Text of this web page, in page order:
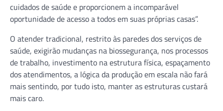
cuidados de saúde e proporcionem a incomparável
oportunidade de acesso a todos em suas próprias casas”.
O atender tradicional, restrito às paredes dos serviços de
saúde, exigirão mudanças na biossegurança, nos processos
de trabalho, investimento na estrutura física, espaçamento
dos atendimentos, a lógica da produção em escala não fará
mais sentindo, por tudo isto, manter as estruturas custará
mais caro.